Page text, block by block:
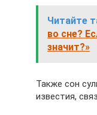
Читайте
во сне?
значит?»
Также сон
известия,